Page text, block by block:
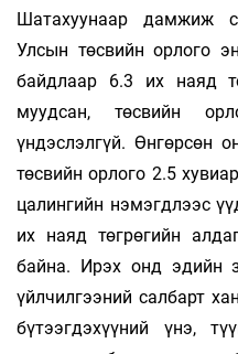
Шатахуунаар дамжиж
Улсын төсвийн орлого
байдлаар 6.3 их наяд
муудсан, төсвийн
үндэслэлгүй. Өнгөрсөн
төсвийн орлого 2.5
цалингийн нэмэгдлээс
их наяд төгрөгийн
байна. Ирэх онд эдийн
үйлчилгээний салбарт
бүтээгдэхүүний үнэ,